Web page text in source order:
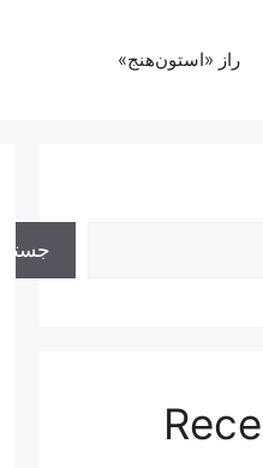
راز «استون‌هنج»
جستجو